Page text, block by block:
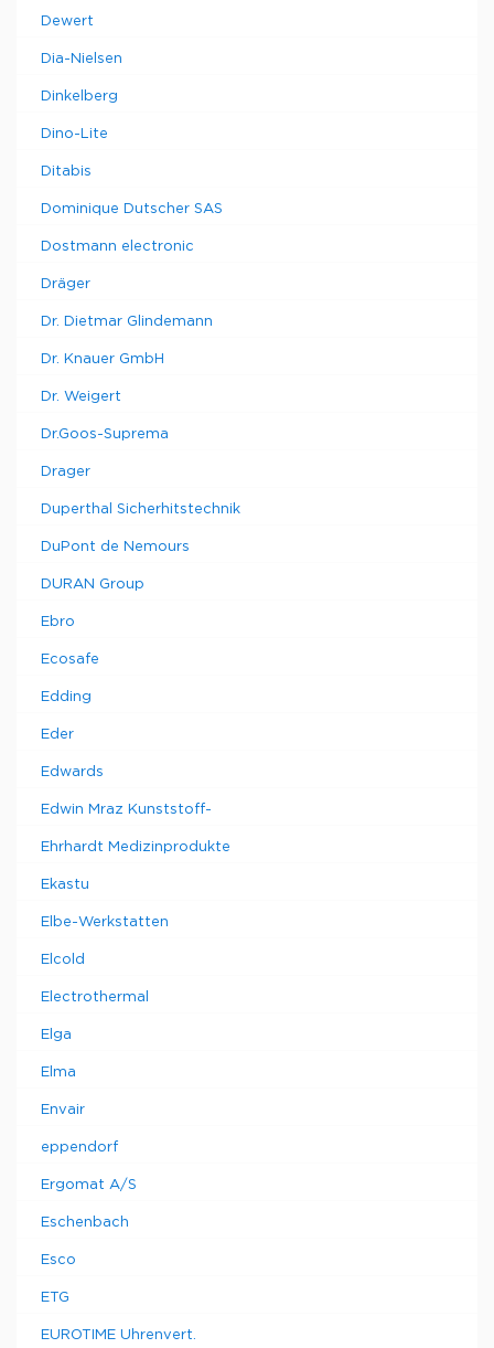
Dewert
Dia-Nielsen
Dinkelberg
Dino-Lite
Ditabis
Dominique Dutscher SAS
Dostmann electronic
Dräger
Dr. Dietmar Glindemann
Dr. Knauer GmbH
Dr. Weigert
Dr.Goos-Suprema
Drager
Duperthal Sicherhitstechnik
DuPont de Nemours
DURAN Group
Ebro
Ecosafe
Edding
Eder
Edwards
Edwin Mraz Kunststoff-
Ehrhardt Medizinprodukte
Ekastu
Elbe-Werkstatten
Elcold
Electrothermal
Elga
Elma
Envair
eppendorf
Ergomat A/S
Eschenbach
Esco
ETG
EUROTIME Uhrenvert.